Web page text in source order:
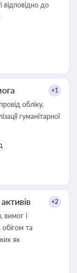
відповідно до
+1
обліку,
гуманітарної
+2
вимог і
та
як